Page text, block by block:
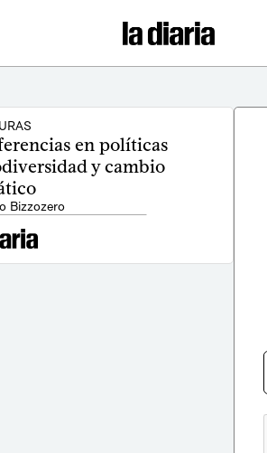
en políticas
y cambio
Bizzozero